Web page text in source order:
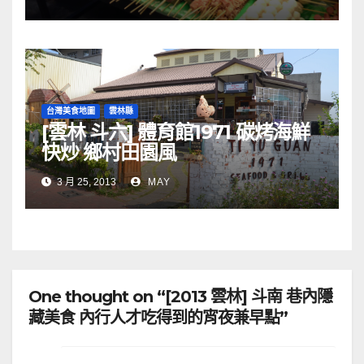
台灣美食地圖 雲林縣
[雲林 斗六] 體育館1971 碳烤海鮮
快炒 鄉村田園風
3 月 25, 2013 MAY
One thought on “[2013 雲林] 斗南 巷內隱
藏美食 內行人才吃得到的宵夜兼早點”